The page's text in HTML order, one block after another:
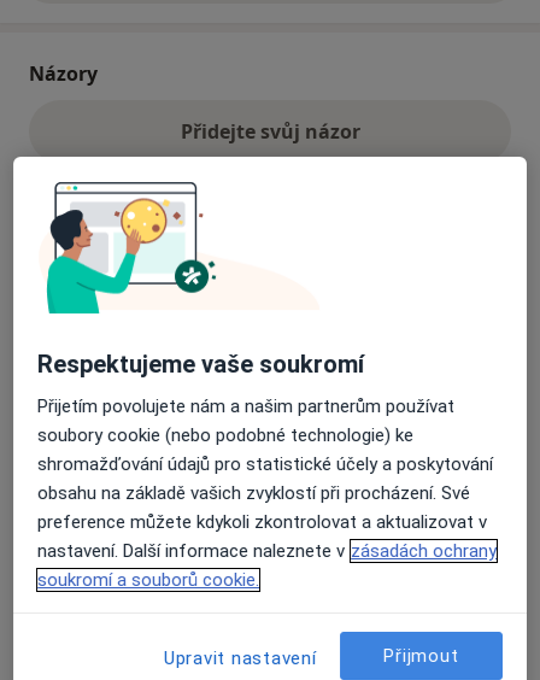
Názory
Přidejte svůj názor
24 názorů
Recenze pacientů jsou pro nás důležité.
odstranění nebo změnu recenze pacienta.
Další informace.Další informace o názorech
Hledejte v názorech
Respektujeme vaše soukromí
Přijetím povolujete nám a našim partnerům používat
soubory cookie (nebo podobné technologie) ke
shromažďování údajů pro statistické účely a poskytování
obsahu na základě vašich zvyklostí při procházení. Své
preference můžete kdykoli zkontrolovat a aktualizovat v
nastavení. Další informace naleznete v zásadách ochrany
soukromí a souborů cookie.
Upravit nastavení Přijmout